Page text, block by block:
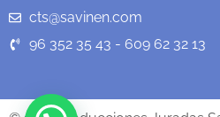
cts@savinen.com
96 352 35 43 - 609 62 32 13